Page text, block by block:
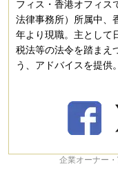
フィス・香港オフィス
法律事務所）所属中、
年より現職。主として
税法等の法令を踏まえ
う、アドバイスを提供。
企業オーナー